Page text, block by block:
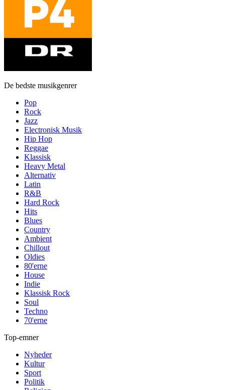
De bedste musikgenrer
Pop
Rock
Jazz
Electronisk Musik
Hip Hop
Reggae
Klassisk
Heavy Metal
Alternativ
Latin
R&B
Hard Rock
Hits
Blues
Country
Ambient
Chillout
Oldies
80'erne
House
Indie
Klassisk Rock
Soul
Techno
70'erne
Top-emner
Nyheder
Kultur
Sport
Politik